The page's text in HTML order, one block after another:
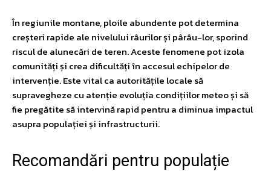
În regiunile montane, ploile abundente pot determina
creșteri rapide ale nivelului râurilor și pârâu-lor, sporind
riscul de alunecări de teren. Aceste fenomene pot izola
comunități și crea dificultăți în accesul echipelor de
intervenție. Este vital ca autoritățile locale să
supravegheze cu atenție evoluția condițiilor meteo și să
fie pregătite să intervină rapid pentru a diminua impactul
asupra populației și infrastructurii.
Recomandări pentru populație